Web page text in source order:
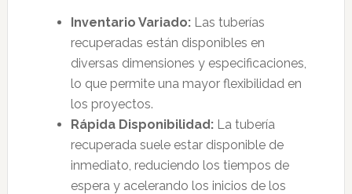
Inventario Variado:Las tuberías
recuperadas están disponibles en
diversas dimensiones y especificaciones,
lo que permite una mayor flexibilidad en
los proyectos.
Rápida Disponibilidad:La tubería
recuperada suele estar disponible de
inmediato, reduciendo los tiempos de
espera y acelerando los inicios de los